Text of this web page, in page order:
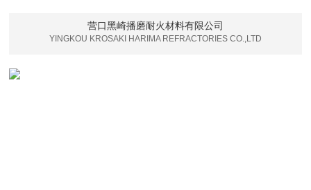
营口黑崎播磨耐火材料有限公司
YINGKOU KROSAKI HARIMA REFRACTORIES CO.,LTD